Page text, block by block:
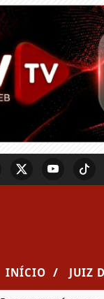
INÍCIO / JUIZ